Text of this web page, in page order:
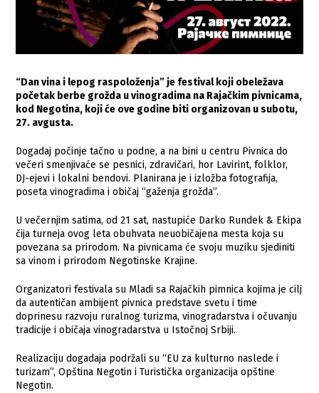
“Dan vina i lepog raspoloženja” je festival koji obeležava
početak berbe grožda u vinogradima na Rajačkim pivnicama,
kod Negotina, koji će ove godine biti organizovan u subotu,
27. avgusta.
Dogadaj počinje tačno u podne, a na bini u centru Pivnica do
večeri smenjivaće se pesnici, zdravičari, hor Lavirint, folklor,
DJ-ejevi i lokalni bendovi. Planirana je i izložba fotografija,
poseta vinogradima i običaj “gaženja grožda”.
U večernjim satima, od 21 sat, nastupiće Darko Rundek & Ekipa
čija turneja ovog leta obuhvata neuobičajena mesta koja su
povezana sa prirodom. Na pivnicama će svoju muziku sjediniti
sa vinom i prirodom Negotinske Krajine.
Organizatori festivala su Mladi sa Rajačkih pimnica kojima je cilj
da autentičan ambijent pivnica predstave svetu i time
doprinesu razvoju ruralnog turizma, vinogradarstva i očuvanju
tradicije i običaja vinogradarstva u Istočnoj Srbiji.
Realizaciju dogadaja podržali su “EU za kulturno naslede i
turizam”, Opština Negotin i Turistička organizacija opštine
Negotin.